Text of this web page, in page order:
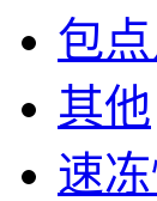
包
其他
速